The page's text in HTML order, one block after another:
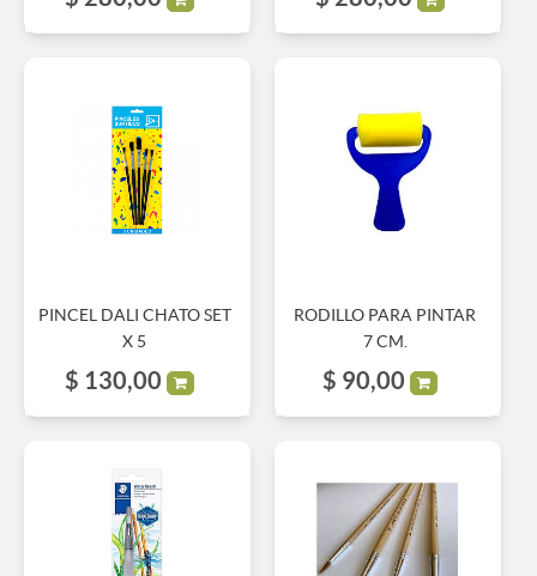
PINCEL DALI CHATO SET
X 5
$ 130,00
RODILLO PARA PINTAR
7 CM.
$ 90,00